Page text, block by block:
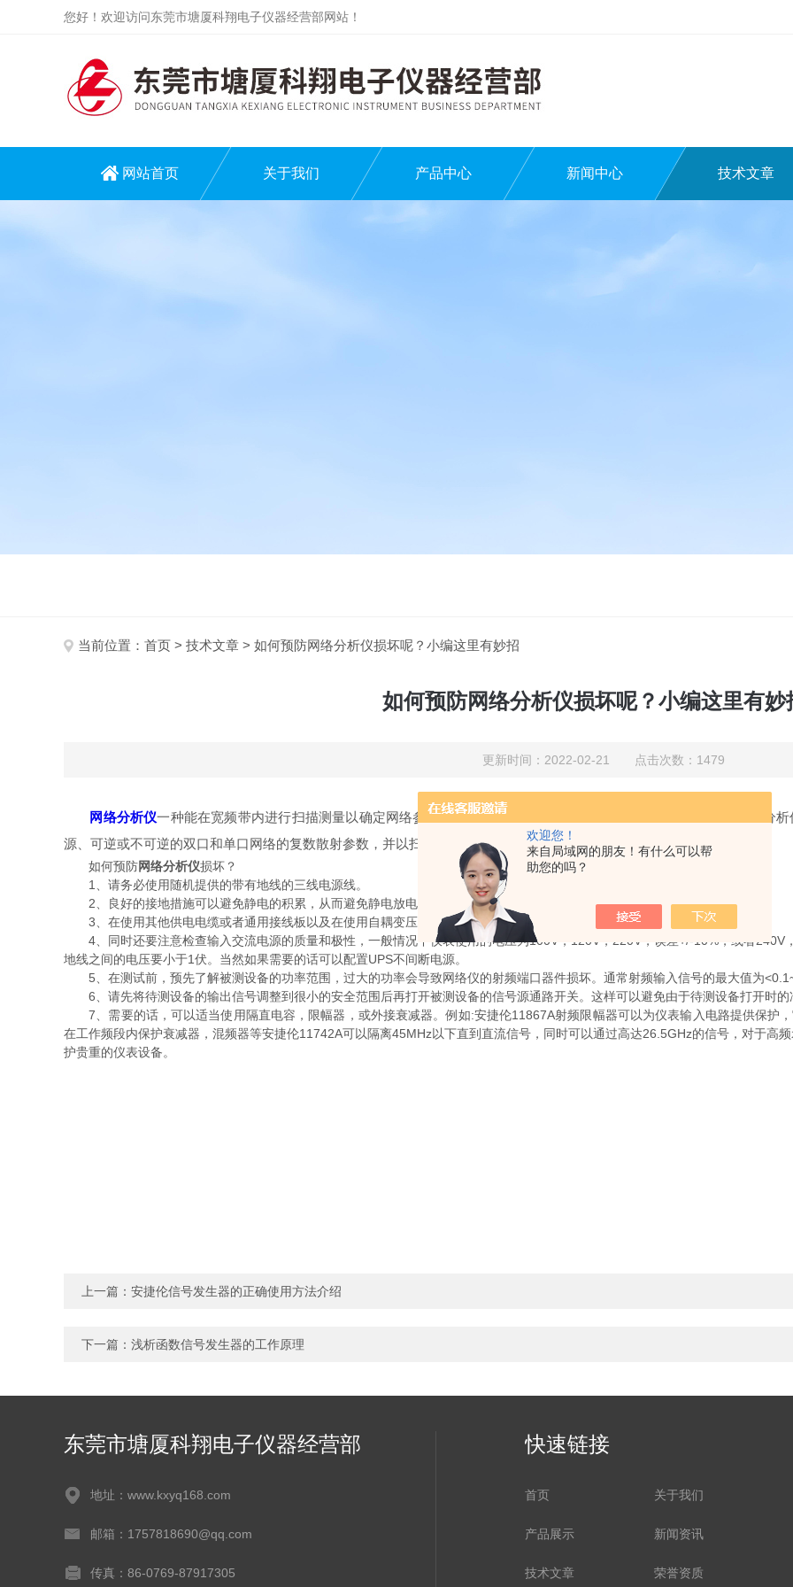
欢迎您！
来自局域网的朋友！有什么可以帮
助您的吗？
您好！欢迎访问东莞市塘厦科翔电子仪器经营部网站！
网站首页 关于我们 产品中心 新闻中心 技术文章
当前位置： 首页 > 技术文章 > 如何预防网络分析仪损坏呢？小编这里有妙招
如何预防网络分析仪损坏呢？小编这里有妙
更新时间：2022-02-21 点击次数：1479
网络分析仪一种能在宽频带内进行扫描测量以确定网络参量的综合性微波测量仪器。全称是微波网络分析仪。网络分
源、可逆或不可逆的双口和单口网络的复数散射参数，并以扫频方式给出各散射参数的幅度、相位频率特性。
如何预防网络分析仪损坏？
1、请务必使用随机提供的带有地线的三线电源线。
2、良好的接地措施可以避免静电的积累，从而避免静电放电损坏仪表，同时也可以大程度避免对操作人员产生危险。
3、在使用其他供电电缆或者通用接线板以及在使用自耦变压器改变供电电压的时候特别要注意保证地线系统的完好。
4、同时还要注意检查输入交流电源的质量和极性，一般情况下仪表使用的电压为100V，120V，220V，误差+/-10%，或者240V
地线之间的电压要小于1伏。当然如果需要的话可以配置UPS不间断电源。
5、在测试前，预先了解被测设备的功率范围，过大的功率会导致网络仪的射频端口器件损坏。通常射频输入信号的最大值为
6、请先将待测设备的输出信号调整到很小的安全范围后再打开被测设备的信号源通路开关。这样可以避免由于待测设备打开时的
7、需要的话，可以适当使用隔直电容，限幅器，或外接衰减器。例如:安捷伦11867A射频限幅器可以为仪表输入电路提供保护
在工作频段内保护衰减器，混频器等安捷伦11742A可以隔离45MHz以下直到直流信号，同时可以通过高达26.5GHz的信号，对于高
护贵重的仪表设备。
上一篇： 安捷伦信号发生器的正确使用方法介绍
下一篇： 浅析函数信号发生器的工作原理
东莞市塘厦科翔电子仪器经营部
地址：www.kxyq168.com
邮箱：1757818690@qq.com
传真：86-0769-87917305
快速链接
首页 关于我们
产品展示 新闻资讯
技术文章 荣誉资质